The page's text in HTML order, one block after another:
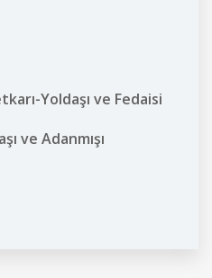
Yoldaşı ve Fedaisi
ve Adanmışı